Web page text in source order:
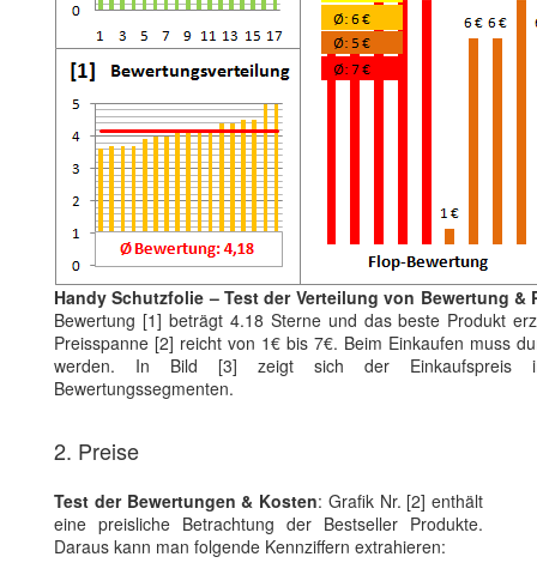
Handy Schutzfolie – Test der Verteilung von Bewertung &
Bewertung [1] beträgt 4.18 Sterne und das beste Produkt
Preisspanne [2] reicht von 1€ bis 7€. Beim Einkaufen muss
werden. In Bild [3] zeigt sich der Einkaufspreis
Bewertungssegmenten.
2. Preise
Test der Bewertungen & Kosten: Grafik Nr. [2] enthält
eine preisliche Betrachtung der Bestseller Produkte.
Daraus kann man folgende Kennziffern extrahieren: